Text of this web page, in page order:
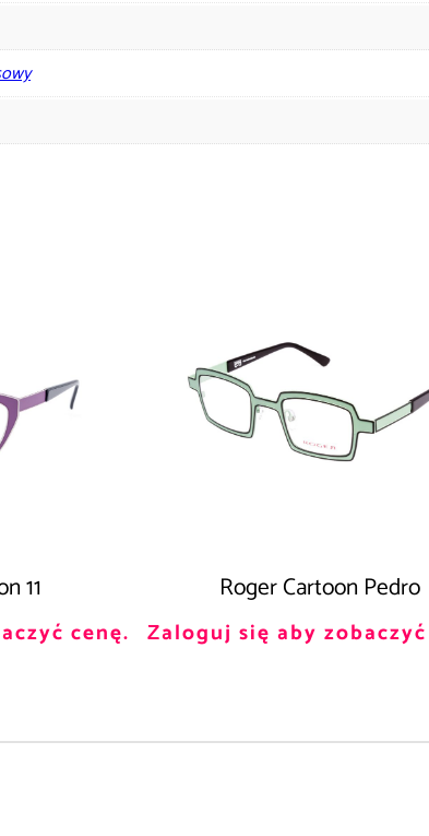
11
cenę.
Roger Cartoon Pedro
Zaloguj się aby